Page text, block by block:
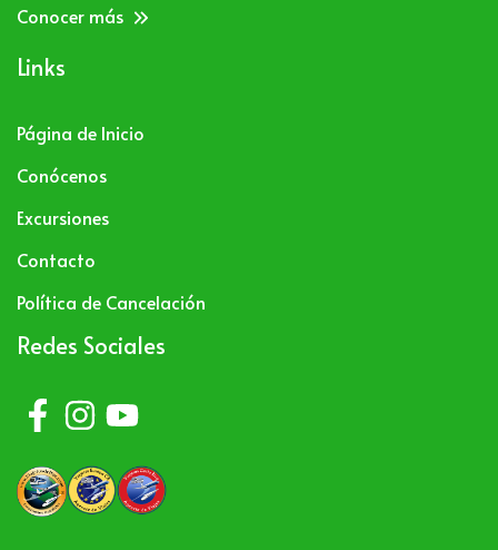
Conocer más
Links
Página de Inicio
Conócenos
Excursiones
Contacto
Política de Cancelación
Redes Sociales